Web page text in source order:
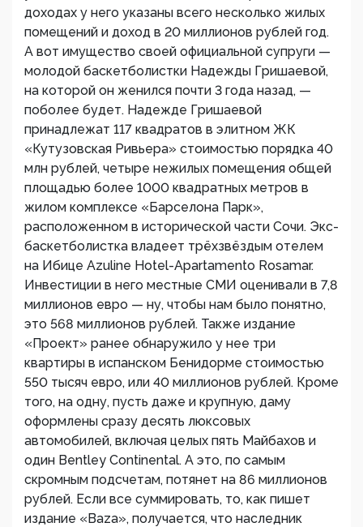
доходах у него указаны всего несколько жилых
помещений и доход в 20 миллионов рублей год.
А вот имущество своей официальной супруги —
молодой баскетболистки Надежды Гришаевой,
на которой он женился почти 3 года назад, —
поболее будет. Надежде Гришаевой
принадлежат 117 квадратов в элитном ЖК
«Кутузовская Ривьера» стоимостью порядка 40
млн рублей, четыре нежилых помещения общей
площадью более 1000 квадратных метров в
жилом комплексе «Барселона Парк»,
расположенном в исторической части Сочи. Экс-
баскетболистка владеет трёхзвёздым отелем
на Ибице Azuline Hotel-Apartamento Rosamar.
Инвестиции в него местные СМИ оценивали в 7,8
миллионов евро — ну, чтобы нам было понятно,
это 568 миллионов рублей. Также издание
«Проект» ранее обнаружило у нее три
квартиры в испанском Бенидорме стоимостью
550 тысяч евро, или 40 миллионов рублей. Кроме
того, на одну, пусть даже и крупную, даму
оформлены сразу десять люксовых
автомобилей, включая целых пять Майбахов и
один Bentley Continental. А это, по самым
скромным подсчетам, потянет на 86 миллионов
рублей. Если все суммировать, то, как пишет
издание «Baza», получается, что наследник